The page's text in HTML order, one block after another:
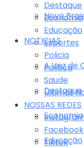
Novo
NOTICIAS
A Voz de
Destaque
Economia
Educação
Destaque
Economia
Educação
Esportes
Policia
Politica
Saude
Últimas
NOSSAS REDES
Facebook
Tiktok